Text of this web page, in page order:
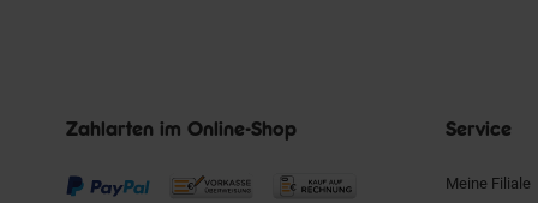
Zahlarten im Online-Shop Service
Meine Filiale